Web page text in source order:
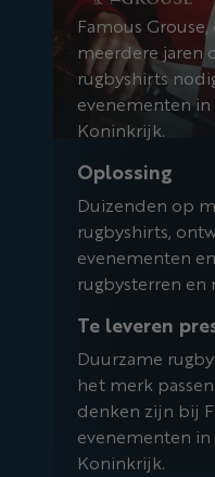
Famous
meerdere jaren
rugbyshirts
evenementen in
Koninkrijk.
Oplossing
Duizenden op
rugbyshirts,
evenementen
rugbysterren
Te leveren
Duurzame
het merk
denken zijn bij
evenementen in
Koninkrijk.